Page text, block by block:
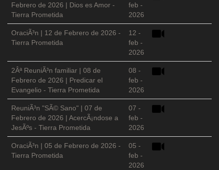
Febrero de 2026 | Dios es Amor -
Tierra Prometida
feb -
2026
OraciÃ³n | 12 de Febrero de 2026 -
Tierra Prometida
12 -
feb -
2026
2Âª ReuniÃ³n familiar | 08 de
Febrero de 2026 | Predicar el
Evangelio - Tierra Prometida
08 -
feb -
2026
ReuniÃ³n "SÃ© Sano" | 07 de
Febrero de 2026 | AcercÃ¡ndose a
JesÃºs - Tierra Prometida
07 -
feb -
2026
OraciÃ³n | 05 de Febrero de 2026 -
Tierra Prometida
05 -
feb -
2026